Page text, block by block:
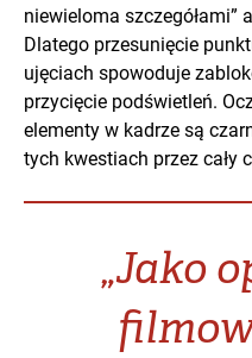
niewieloma szczegółami”
Dlatego przesunięcie
ujęciach spowoduje
przycięcie podświetleń.
elementy w kadrze są
tych kwestiach przez cały
„Jako